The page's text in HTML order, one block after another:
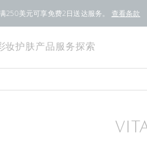
250美元可享免费2日送达服务。 查看条款
妆护肤产品 服务探索